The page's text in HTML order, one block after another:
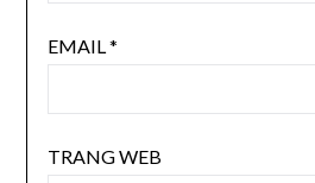
EMAIL*
TRANG WEB